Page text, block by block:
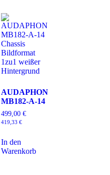
AUDAPHON
MB182-A-14
499,00€
419,33€
In den
Warenkorb